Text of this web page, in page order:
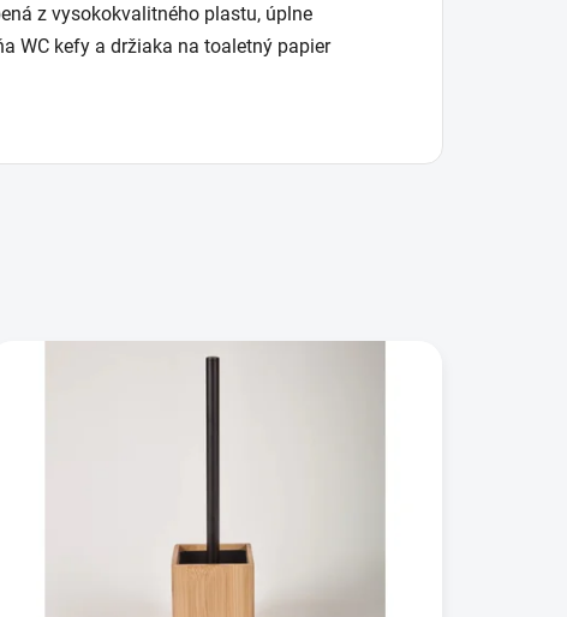
z vysokokvalitného plastu, úplne
WC kefy a držiaka na toaletný papier